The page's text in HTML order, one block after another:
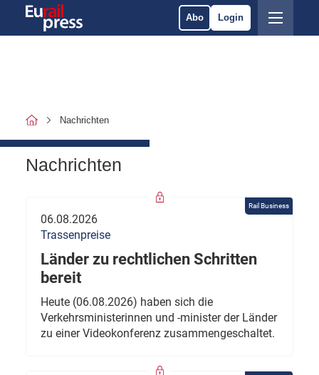
Abo Login
Nachrichten
Nachrichten
Rail Business
06.08.2026
Trassenpreise
Länder zu rechtlichen Schritten
bereit
Heute (06.08.2026) haben sich die
Verkehrsministerinnen und -minister der Länder
zu einer Videokonferenz zusammengeschaltet.